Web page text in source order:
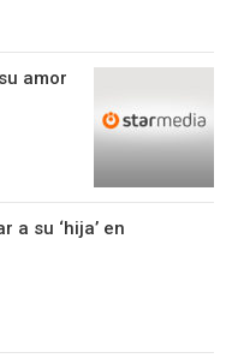
amor
a su ‘hija’ en